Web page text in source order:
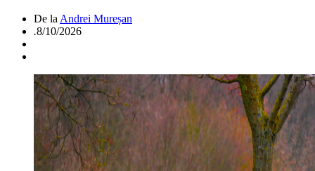
De la Andrei Mureșan
.8/10/2026